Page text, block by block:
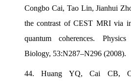
Congbo Cai, Tao Lin, Jianhui
the contrast of CEST MRI via
quantum coherences.
Biology, 53:N287–N296 (2008).
44.Huang YQ, Cai CB,